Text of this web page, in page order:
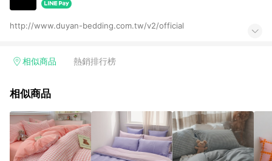
http://www.duyan-bedding.com.tw/v2/official
相似商品 熱銷排行榜
相似商品